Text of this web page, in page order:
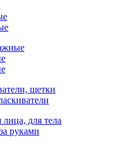
щетки
для тела
руками